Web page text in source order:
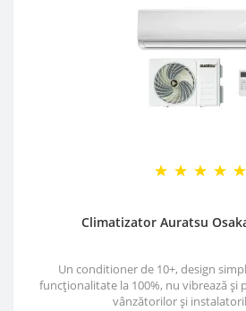
Climatizator Auratsu
Un conditioner de 10+, design
funcționalitate la 100%, nu vibrează și
vânzătorilor și